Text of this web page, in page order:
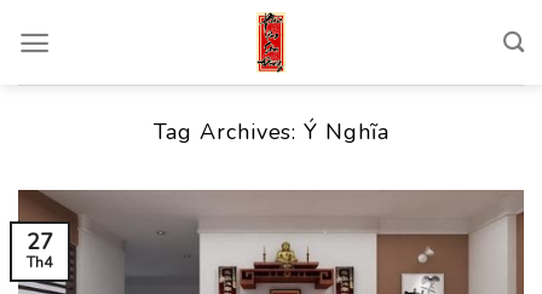
content
Tag Archives:Ý Nghĩa
27
Th4